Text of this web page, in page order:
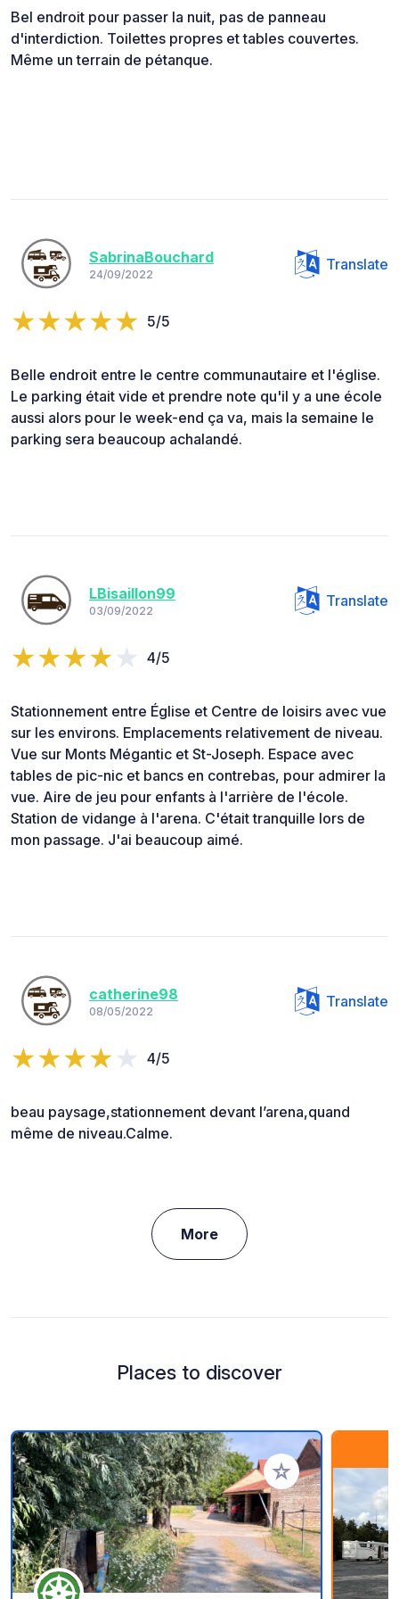
Bel endroit pour passer la nuit, pas de panneau
d'interdiction. Toilettes propres et tables couvertes.
Même un terrain de pétanque.
SabrinaBouchard
24/09/2022
Translate
5/5
Belle endroit entre le centre communautaire et l'église.
Le parking était vide et prendre note qu'il y a une école
aussi alors pour le week-end ça va, mais la semaine le
parking sera beaucoup achalandé.
LBisaillon99
03/09/2022
Translate
4/5
Stationnement entre Église et Centre de loisirs avec vue
sur les environs. Emplacements relativement de niveau.
Vue sur Monts Mégantic et St-Joseph. Espace avec
tables de pic-nic et bancs en contrebas, pour admirer la
vue. Aire de jeu pour enfants à l'arrière de l'école.
Station de vidange à l'arena. C'était tranquille lors de
mon passage. J'ai beaucoup aimé.
catherine98
08/05/2022
Translate
4/5
beau paysage,stationnement devant l’arena,quand
même de niveau.Calme.
More
Places to discover
Add to your